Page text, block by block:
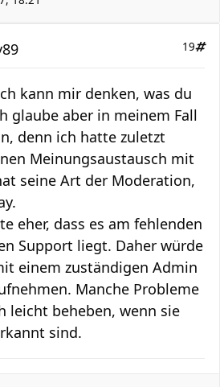
19
kann mir denken, was du
glaube aber in meinem Fall
denn ich hatte zuletzt
Meinungsaustausch mit
seine Art der Moderation,
eher, dass es am fehlenden
Support liegt. Daher würde
einem zuständigen Admin
Manche Probleme
leicht beheben, wenn sie
sind.